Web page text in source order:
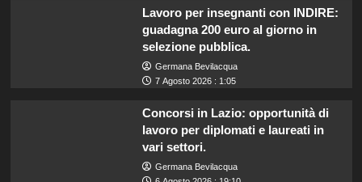
Lavoro per insegnanti con INDIRE:
guadagna 200 euro al giorno in
selezione pubblica.
Germana Bevilacqua
7 Agosto 2026 : 1:05
Concorsi in Lazio: opportunità di
lavoro per diplomati e laureati in
vari settori.
Germana Bevilacqua